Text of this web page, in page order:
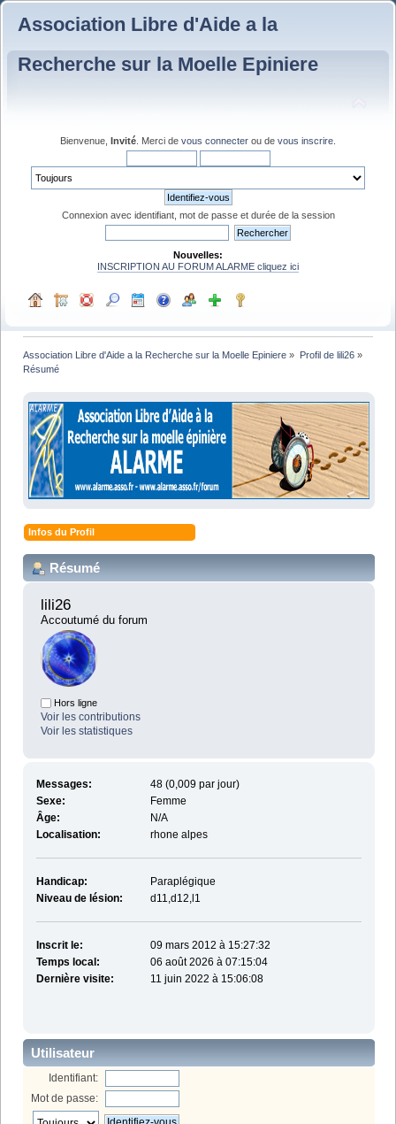
Association Libre d'Aide a la
Recherche sur la Moelle Epiniere
Bienvenue, Invité . Merci de vous connecter ou de vous inscrire
Connexion avec identifiant, mot de passe et durée de la session
Nouvelles:
INSCRIPTION AU FORUM ALARME cliquez ici
Association Libre d'Aide a la Recherche sur la Moelle Epiniere » Profil de lili26»
Résumé
Infos du Profil
Résumé
lili26
Accoutumé du forum
Hors ligne
Voir les contributions
Voir les statistiques
Messages:
48 (0,009 par jour)
Sexe:
Femme
Âge:
N/A
Localisation:
rhone alpes
Handicap:
Paraplégique
Niveau de lésion:
d11,d12,l1
Inscrit le:
09 mars 2012 à 15:27:32
Temps local:
06 août 2026 à 07:15:04
Dernière visite:
11 juin 2022 à 15:06:08
Utilisateur
Identifiant:
Mot de passe: